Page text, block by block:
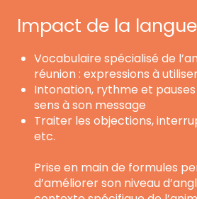
Impact de la langue
Vocabulaire spécialisé de
réunion : expressions à
Intonation, rythme et
sens à son message
Traiter les objections,
etc.
Prise en main de formules
d’améliorer son niveau